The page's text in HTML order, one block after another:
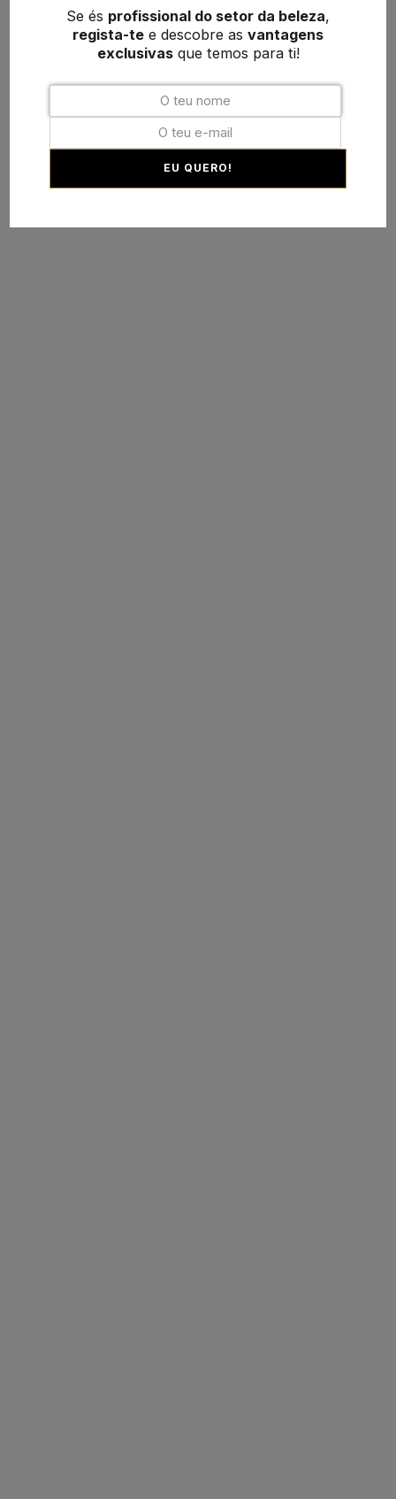
Se és profissional do setor da beleza,
regista-te e descobre as vantagens
exclusivasque temos para ti!
EU QUERO!